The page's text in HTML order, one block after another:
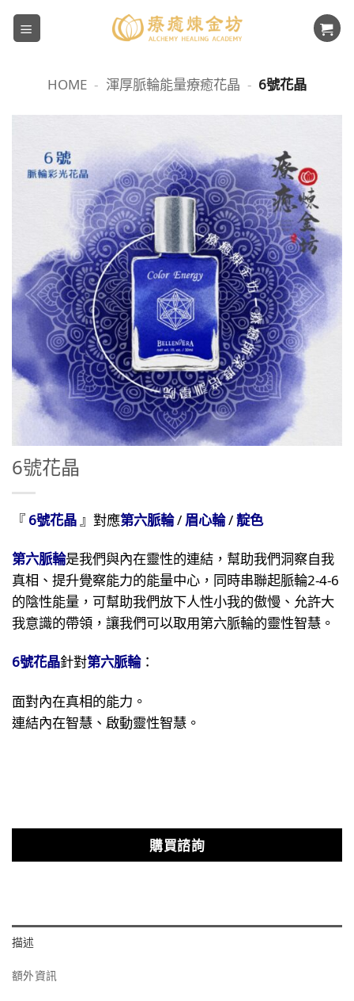
Skip
HOME - 渾厚脈輪能量療癒花晶 - 6號花晶
6號花晶
『 6號花晶 』對應第六脈輪/ 眉心輪/靛色
第六脈輪是我們與內在靈性的連結，幫助我們洞察自我
真相、提升覺察能力的能量中心，同時串聯起脈輪2-4-6
的陰性能量，可幫助我們放下人性小我的傲慢、允許大
我意識的帶領，讓我們可以取用第六脈輪的靈性智慧。
6號花晶針對第六脈輪：
面對內在真相的能力。
連結內在智慧、啟動靈性智慧。
購買諮詢
描述
額外資訊